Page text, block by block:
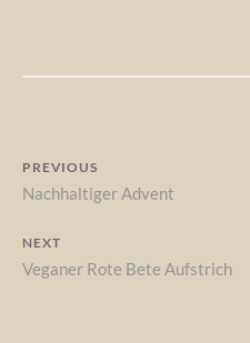
Beitragsnavigation
PREVIOUS
Previous
Nachhaltiger Advent
NEXT
Next
Veganer Rote Bete Aufstrich